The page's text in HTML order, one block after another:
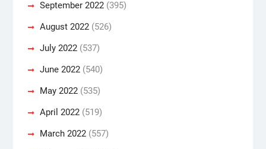
September 2022(395)
August 2022(526)
July 2022(537)
June 2022(540)
May 2022(535)
April 2022(519)
March 2022(557)